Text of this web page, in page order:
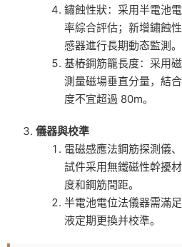
鏽蝕性狀：采用半電池
率綜合評估；新增鏽蝕
感器進行長期動态監測。
基樁鋼筋籠長度：采用
測量磁場垂直分量，結
度不宜超過 80m。
儀器與校準
電磁感應法鋼筋探測儀
試件采用無鐵磁性幹擾
度和鋼筋間距。
半電池電位法儀器需滿
液定期更換并校準。